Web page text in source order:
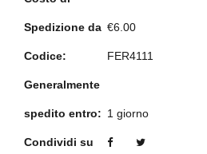
Spedizione da €6.00
Codice: FER4111
Generalmente
spedito entro: 1 giorno
Condividi su